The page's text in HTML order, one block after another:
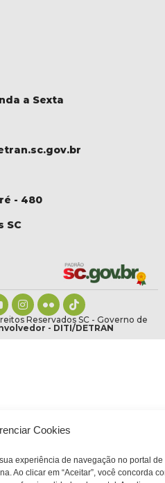
Cookies
experiência de navegação no portal de
Ao clicar em “Aceitar”, você concorda
a Sexta
- 480
SC
Reservados SC - Governo de
- DITI/DETRAN